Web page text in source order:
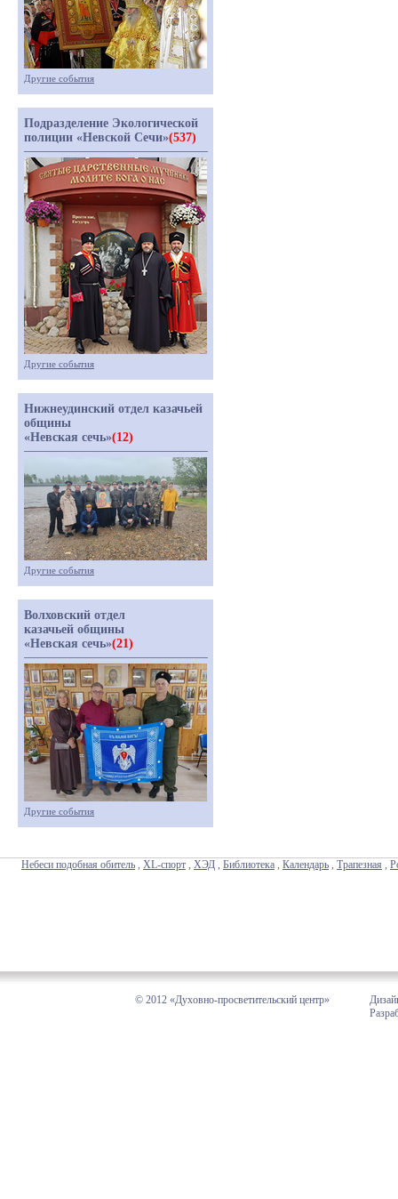
Другие события
Подразделение Экологической
полиции «Невской Сечи»(537)
Другие события
Нижнеудинский отдел казачьей
общины
«Невская сечь»(12)
Другие события
Волховский отдел
казачьей общины
«Невская сечь»(21)
Другие события
Небеси подобная обитель , XL-спорт , ХЭД , Библиотека , Календарь , Трапезная ,
© 2012 «Духовно-просветительский центр»